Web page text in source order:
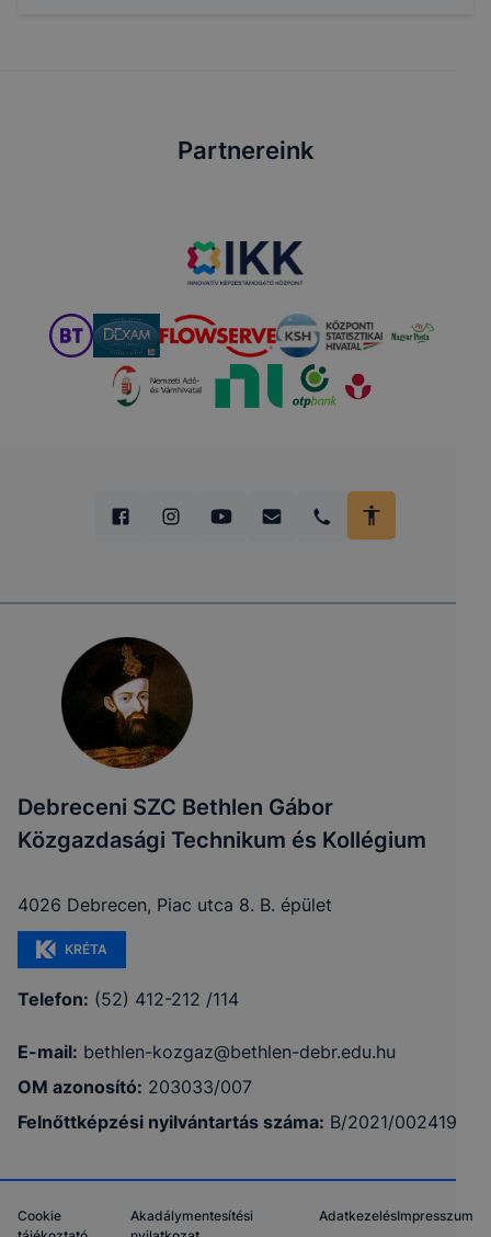
Partnereink
Debreceni SZC Bethlen Gábor
Közgazdasági Technikum és Kollégium
4026 Debrecen, Piac utca 8. B. épület
KRÉTA
Telefon: (52) 412-212 /114
E-mail: bethlen-kozgaz@bethlen-debr.edu.hu
OM azonosító: 203033/007
Felnőttképzési nyilvántartás száma: B/2021/002419
Cookie
Akadálymentesítési
AdatkezelésImpresszum